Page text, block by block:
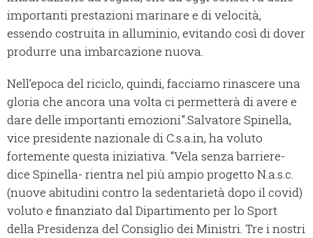
importanti prestazioni marinare e di velocità,
essendo costruita in alluminio, evitando così di dover
produrre una imbarcazione nuova.
Nell’epoca del riciclo, quindi, facciamo rinascere una
gloria che ancora una volta ci permetterà di avere e
dare delle importanti emozioni".Salvatore Spinella,
vice presidente nazionale di C.s.a.in, ha voluto
fortemente questa iniziativa. “Vela senza barriere-
dice Spinella- rientra nel più ampio progetto N.a.s.c.
(nuove abitudini contro la sedentarietà dopo il covid)
voluto e finanziato dal Dipartimento per lo Sport
della Presidenza del Consiglio dei Ministri. Tre i nostri